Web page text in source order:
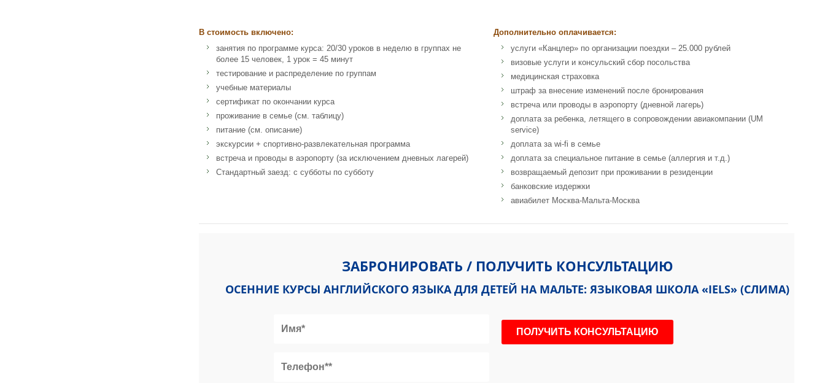
В стоимость включено:
занятия по программе курса: 20/30 уроков в неделю в группах не
более 15 человек, 1 урок = 45 минут
тестирование и распределение по группам
учебные материалы
сертификат по окончании курса
проживание в семье (см. таблицу)
питание (см. описание)
экскурсии + спортивно-развлекательная программа
встреча и проводы в аэропорту (за исключением дневных лагерей)
Стандартный заезд: с субботы по субботу
Дополнительно оплачивается:
услуги «Канцлер» по организации поездки – 25.000 рублей
визовые услуги и консульский сбор посольства
медицинская страховка
штраф за внесение изменений после бронирования
встреча или проводы в аэропорту (дневной лагерь)
доплата за ребенка, летящего в сопровождении авиакомпании (UM
service)
доплата за wi-fi в семье
доплата за специальное питание в семье (аллергия и т.д.)
возвращаемый депозит при проживании в резиденции
банковские издержки
авиабилет Москва-Мальта-Москва
ЗАБРОНИРОВАТЬ / ПОЛУЧИТЬ КОНСУЛЬТАЦИЮ
ОСЕННИЕ КУРСЫ АНГЛИЙСКОГО ЯЗЫКА ДЛЯ ДЕТЕЙ НА МАЛЬТЕ: ЯЗЫКОВАЯ ШКОЛА «IELS» (СЛИМА)